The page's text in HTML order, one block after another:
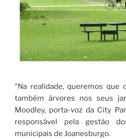
“Na realidade, queremos que
também árvores nos seus
Moodley, porta-voz da City
responsável pela gestão
municipais de Joanesburgo.